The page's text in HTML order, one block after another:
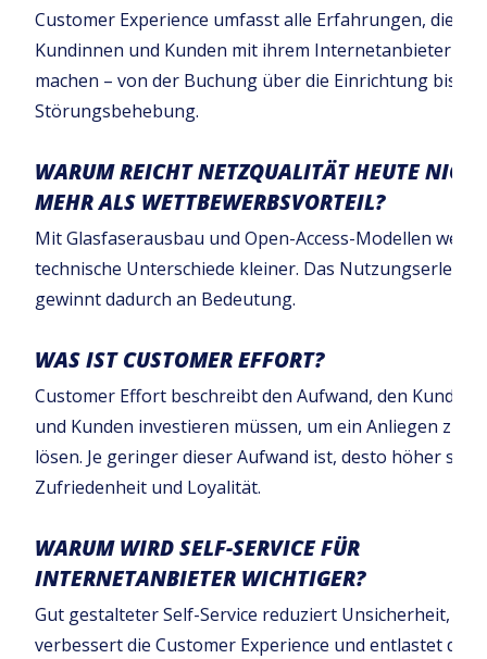
Customer Experience umfasst alle Erfahrungen, die
Kundinnen und Kunden mit ihrem Internetanbieter
machen – von der Buchung über die Einrichtung bis zur
Störungsbehebung.
WARUM REICHT NETZQUALITÄT HEUTE
MEHR ALS WETTBEWERBSVORTEIL?
Mit Glasfaserausbau und Open-Access-Modellen
technische Unterschiede kleiner. Das Nutzungserlebnis
gewinnt dadurch an Bedeutung.
WAS IST CUSTOMER EFFORT?
Customer Effort beschreibt den Aufwand, den
und Kunden investieren müssen, um ein Anliegen zu
lösen. Je geringer dieser Aufwand ist, desto höher sind
Zufriedenheit und Loyalität.
WARUM WIRD SELF-SERVICE FÜR
INTERNETANBIETER WICHTIGER?
Gut gestalteter Self-Service reduziert Unsicherheit,
verbessert die Customer Experience und entlastet den